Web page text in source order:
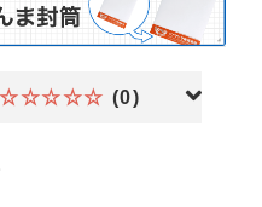
☆☆☆☆☆ (0)